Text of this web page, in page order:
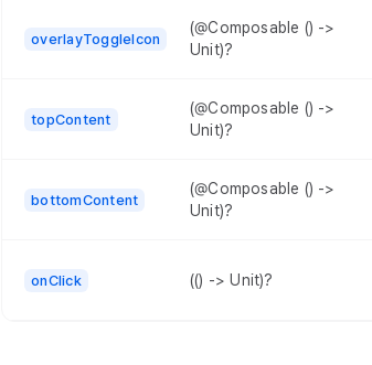
overlayToggleIcon
(@Composable () ->
Unit)?
topContent
(@Composable () ->
Unit)?
bottomContent
(@Composable () ->
Unit)?
onClick (() -> Unit)?